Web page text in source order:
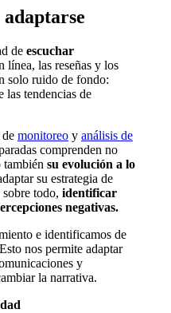
de escuchar
línea, las reseñas y los
solo ruido de fondo:
las tendencias de
monitoreo y análisis de
comprenden no
su evolución a lo
su estrategia de
todo, identificar
negativas.
e identificamos de
nos permite adaptar
y
la narrativa.